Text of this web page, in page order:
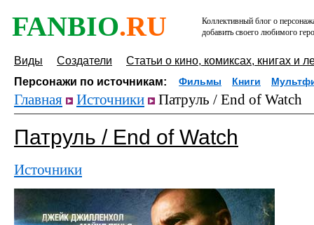
FANBIO.RU
Коллективный блог о
добавить своего любимого
Виды Создатели
Статьи о кино, комиксах, книгах и
Персонажи по источникам:
Фильмы Книги
Главная Источники Патруль / End of Watch
Патруль / End of Watch
Источники